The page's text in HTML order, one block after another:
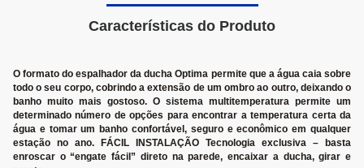
Características do Produto
O formato do espalhador da ducha Optima permite que a água caia sobre
todo o seu corpo, cobrindo a extensão de um ombro ao outro, deixando o
banho muito mais gostoso. O sistema multitemperatura permite um
determinado número de opções para encontrar a temperatura certa da
água e tomar um banho confortável, seguro e econômico em qualquer
estação no ano. FÁCIL INSTALAÇÃO Tecnologia exclusiva – basta
enroscar o “engate fácil” direto na parede, encaixar a ducha, girar e